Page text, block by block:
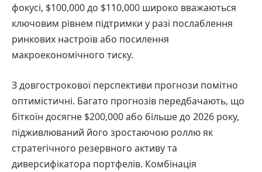
фокусі, $100,000 до $110,000 широко вважаються
ключовим рівнем підтримки у разі послаблення
ринкових настроїв або посилення
макроекономічного тиску.
З довгострокової перспективи прогнози помітно
оптимістичні. Багато прогнозів передбачають, що
біткоїн досягне $200,000 або більше до 2026 року,
підживлюваний його зростаючою роллю як
стратегічного резервного активу та
диверсифікатора портфелів. Комбінація